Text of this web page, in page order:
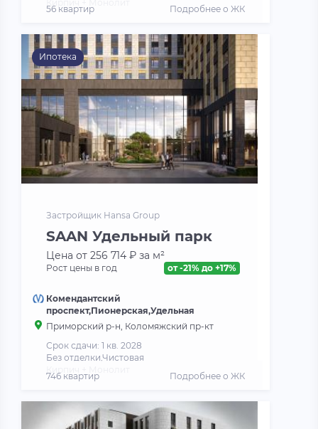
56 квартир Подробнее о ЖК
Ипотека
Застройщик Hansa Group
SAAN Удельный парк
Цена от 256 714 ₽ за м²
Рост цены в год от -21% до +17%
Комендантский
проспект,Пионерская,Удельная
Приморский р-н, Коломяжский пр-кт
Срок сдачи: 1 кв. 2028
Без отделки,Чистовая
746 квартир Подробнее о ЖК